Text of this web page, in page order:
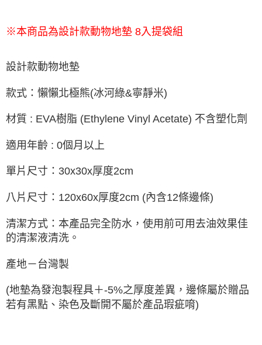
※本商品為設計款動物地墊 8入提袋組
設計款動物地墊
款式：懶懶北極熊(冰河綠&寧靜米)
材質 : EVA樹脂 (Ethylene Vinyl Acetate) 不含塑化劑
適用年齡 : 0個月以上
單片尺寸：30x30x厚度2cm
八片尺寸：120x60x厚度2cm (內含12條邊條)
清潔方式：本產品完全防水，使用前可用去油效果佳
的清潔液清洗。
產地－台灣製
(地墊為發泡製程具＋-5%之厚度差異，邊條屬於贈品
若有黑點、染色及斷開不屬於產品瑕疵唷)